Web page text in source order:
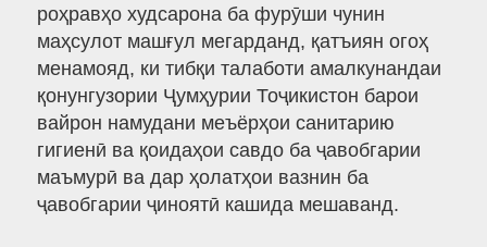
роҳравҳо худсарона ба фурӯши чунин
маҳсулот машғул мегарданд, қатъиян огоҳ
менамояд, ки тибқи талаботи амалкунандаи
қонунгузории Ҷумҳурии Тоҷикистон барои
вайрон намудани меъёрҳои санитарию
гигиенӣ ва қоидаҳои савдо ба ҷавобгарии
маъмурӣ ва дар ҳолатҳои вазнин ба
ҷавобгарии ҷиноятӣ кашида мешаванд.